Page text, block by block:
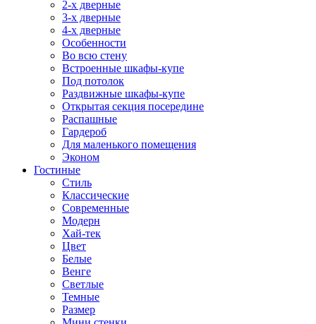
2-х дверные
3-х дверные
4-х дверные
Особенности
Во всю стену
Встроенные шкафы-купе
Под потолок
Раздвижные шкафы-купе
Открытая секция посередине
Распашные
Гардероб
Для маленького помещения
Эконом
Гостиные
Стиль
Классические
Современные
Модерн
Хай-тек
Цвет
Белые
Венге
Светлые
Темные
Размер